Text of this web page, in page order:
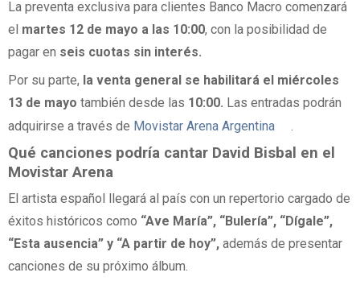
La preventa exclusiva para clientes Banco Macro comenzará
el martes 12 de mayo a las 10:00, con la posibilidad de
pagar en seis cuotas sin interés.
Por su parte, la venta general se habilitará el miércoles
13 de mayo también desde las 10:00. Las entradas podrán
adquirirse a través de Movistar Arena Argentina .
Qué canciones podría cantar David Bisbal en el
Movistar Arena
El artista español llegará al país con un repertorio cargado de
éxitos históricos como “Ave María”, “Bulería”, “Dígale”,
“Esta ausencia” y “A partir de hoy”, además de presentar
canciones de su próximo álbum.